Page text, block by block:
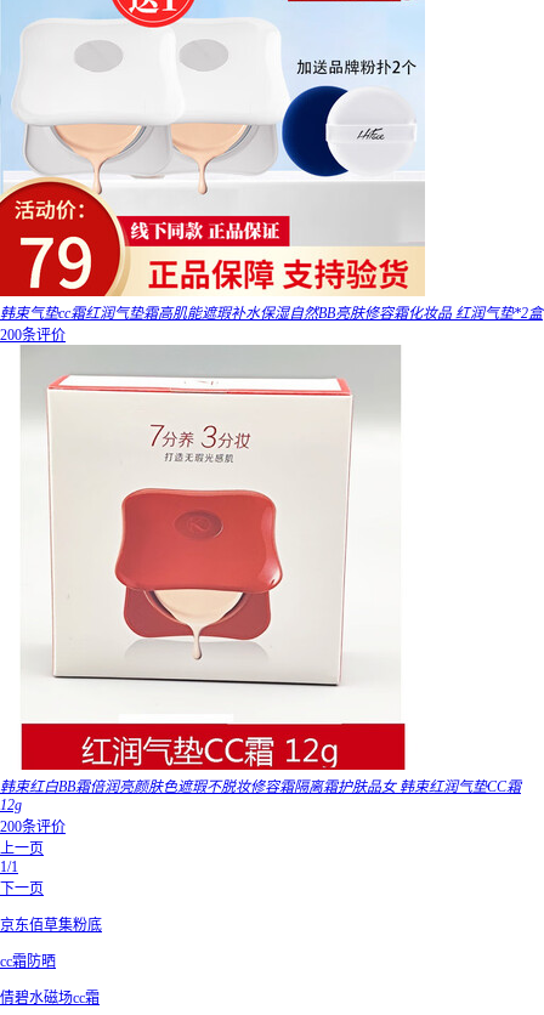
韩束气垫cc霜红润气垫霜高肌能遮瑕补水保湿自然BB亮肤修容霜化妆品 红润气垫*2盒
200条评价
韩束红白BB霜倍润亮颜肤色遮瑕不脱妆修容霜隔离霜护肤品女 韩束红润气垫CC霜
12g
200条评价
上一页
1/1
下一页
京东佰草集粉底
cc霜防晒
倩碧水磁场cc霜